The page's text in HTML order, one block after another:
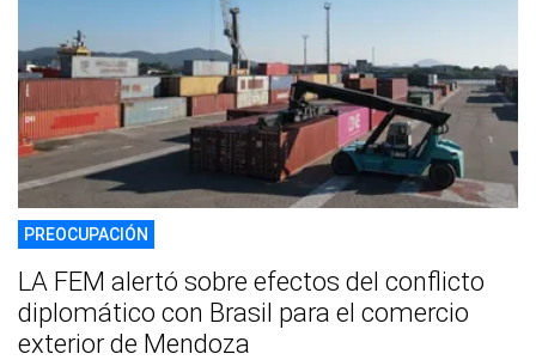
PREOCUPACIÓN
LA FEM alertó sobre efectos del conflicto
diplomático con Brasil para el comercio
exterior de Mendoza